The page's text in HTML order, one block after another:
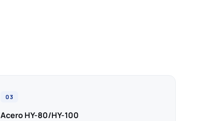
03
Acero HY-80/HY-100